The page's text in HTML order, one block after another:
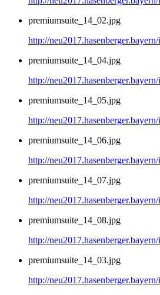
premiumsuite_14_02.jpg
http://
premiumsuite_14_04.jpg
http://
premiumsuite_14_05.jpg
http://
premiumsuite_14_06.jpg
http://
premiumsuite_14_07.jpg
http://
premiumsuite_14_08.jpg
http://
premiumsuite_14_03.jpg
http://